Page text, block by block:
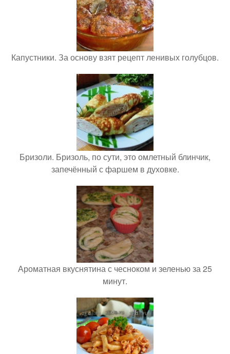
Капустники. За основу взят рецепт ленивых голубцов.
Бризоли. Бризоль, по сути, это омлетный блинчик,
запечённый с фаршем в духовке.
Ароматная вкуснятина с чесноком и зеленью за 25
минут.